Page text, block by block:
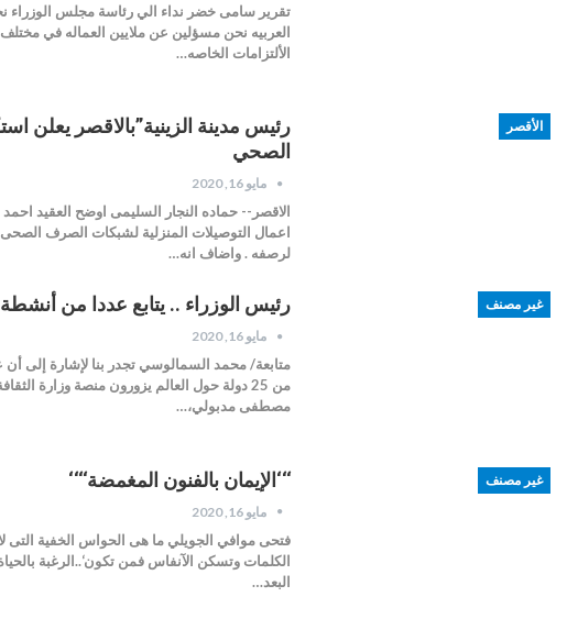
تقرير سامى خضر نداء الي رئاسة مجلس
العربيه نحن مسؤلين عن ملايين العماله في مختلف
الألتزامات الخاصه…
الأقصر
رئيس مدينة الزينية”بالاقصر يعلن
الصحي
مايو 16, 2020
الاقصر-- حماده النجار السليمى اوضح العقيد
اعمال التوصيلات المنزلية لشبكات الصرف الصحى
لرصفه . واضاف انه…
غير مصنف رئيس الوزراء .. يتابع عددا من أنشطة
مايو 16, 2020
من 25 دولة حول العالم يزورون منصة وزارة
مصطفى مدبولي،…
غير مصنف ‘‘‘الإيمان بالفنون المغمضة‘‘‘‘
مايو 16, 2020
فتحى موافي الجويلي ما هى الحواس الخفية التى
الكلمات وتسكن الآنفاس فمن تكون‘..الرغبة
البعد…